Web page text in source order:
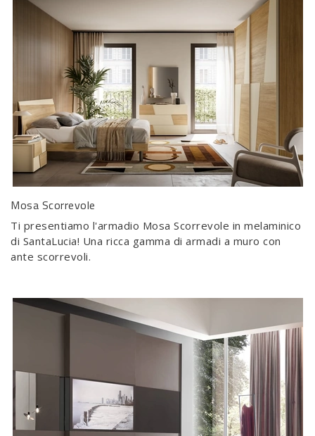
Mosa Scorrevole
Ti presentiamo l'armadio Mosa Scorrevole in melaminico
di SantaLucia! Una ricca gamma di armadi a muro con
ante scorrevoli.